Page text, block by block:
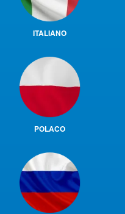
ITALIANO
POLACO